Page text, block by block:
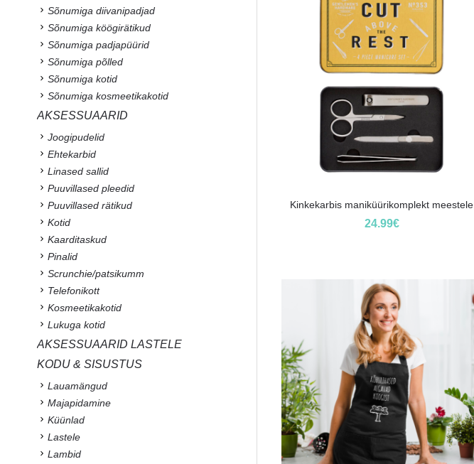
Kinkekarbis maniküürikomplekt meestele
24.99€
Sõnumiga diivanipadjad
Sõnumiga köögirätikud
Sõnumiga padjapüürid
Sõnumiga põlled
Sõnumiga kotid
Sõnumiga kosmeetikakotid
AKSESSUAARID
Joogipudelid
Ehtekarbid
Linased sallid
Puuvillased pleedid
Puuvillased rätikud
Kotid
Kaarditaskud
Pinalid
Scrunchie/patsikumm
Telefonikott
Kosmeetikakotid
Lukuga kotid
AKSESSUAARID LASTELE
KODU & SISUSTUS
Lauamängud
Majapidamine
Küünlad
Lastele
Lambid